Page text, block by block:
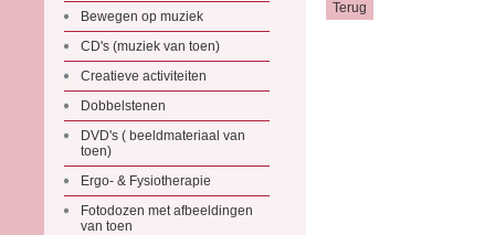
Bewegen op muziek
CD's (muziek van toen)
Creatieve activiteiten
Dobbelstenen
DVD's ( beeldmateriaal van
toen)
Ergo- & Fysiotherapie
Fotodozen met afbeeldingen
van toen